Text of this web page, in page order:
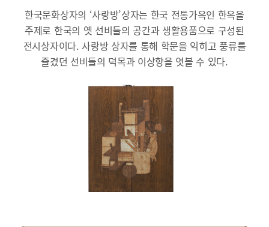
한국문화상자의 ‘사랑방’상자는 한국 전통가옥인 한옥을
주제로 한국의 옛 선비들의 공간과 생활용품으로 구성된
전시상자이다. 사랑방 상자를 통해 학문을 익히고 풍류를
즐겼던 선비들의 덕목과 이상향을 엿볼 수 있다.